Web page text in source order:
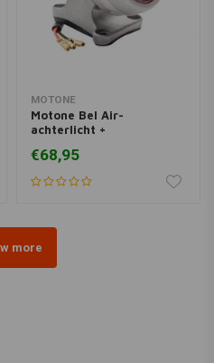
MOTONE
Motone Bel Air-
achterlicht +
Shot Blast
€68,95
more